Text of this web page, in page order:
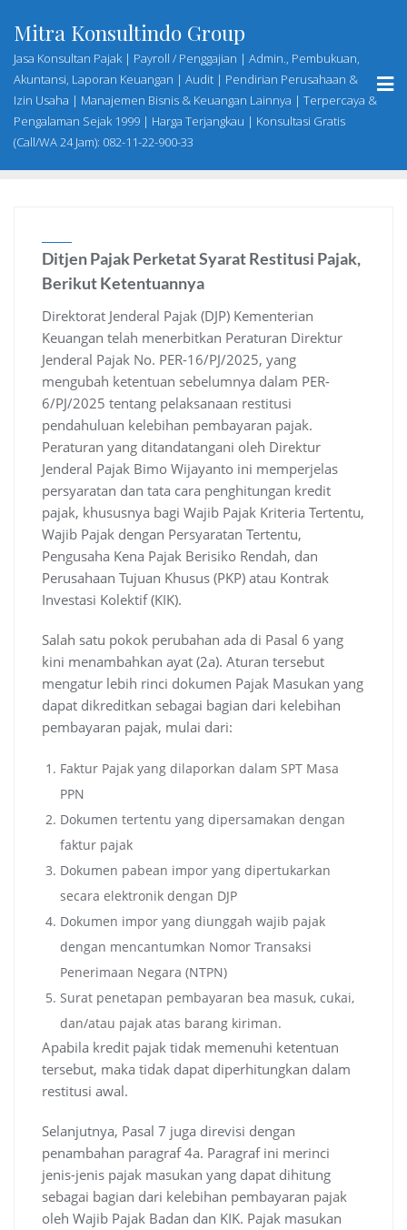
content
Mitra Konsultindo Group
Jasa Konsultan Pajak | Payroll / Penggajian | Admin., Pembukuan,
Akuntansi, Laporan Keuangan | Audit | Pendirian Perusahaan &
Izin Usaha | Manajemen Bisnis & Keuangan Lainnya | Terpercaya &
Pengalaman Sejak 1999 | Harga Terjangkau | Konsultasi Gratis
(Call/WA 24 Jam): 082-11-22-900-33
Ditjen Pajak Perketat Syarat Restitusi Pajak,
Berikut Ketentuannya
Direktorat Jenderal Pajak (DJP) Kementerian
Keuangan telah menerbitkan Peraturan Direktur
Jenderal Pajak No. PER-16/PJ/2025, yang
mengubah ketentuan sebelumnya dalam PER-
6/PJ/2025 tentang pelaksanaan restitusi
pendahuluan kelebihan pembayaran pajak.
Peraturan yang ditandatangani oleh Direktur
Jenderal Pajak Bimo Wijayanto ini memperjelas
persyaratan dan tata cara penghitungan kredit
pajak, khususnya bagi Wajib Pajak Kriteria Tertentu,
Wajib Pajak dengan Persyaratan Tertentu,
Pengusaha Kena Pajak Berisiko Rendah, dan
Perusahaan Tujuan Khusus (PKP) atau Kontrak
Investasi Kolektif (KIK).
Salah satu pokok perubahan ada di Pasal 6 yang
kini menambahkan ayat (2a). Aturan tersebut
mengatur lebih rinci dokumen Pajak Masukan yang
dapat dikreditkan sebagai bagian dari kelebihan
pembayaran pajak, mulai dari:
Faktur Pajak yang dilaporkan dalam SPT Masa
PPN
Dokumen tertentu yang dipersamakan dengan
faktur pajak
Dokumen pabean impor yang dipertukarkan
secara elektronik dengan DJP
Dokumen impor yang diunggah wajib pajak
dengan mencantumkan Nomor Transaksi
Penerimaan Negara (NTPN)
Surat penetapan pembayaran bea masuk, cukai,
dan/atau pajak atas barang kiriman.
Apabila kredit pajak tidak memenuhi ketentuan
tersebut, maka tidak dapat diperhitungkan dalam
restitusi awal.
Selanjutnya, Pasal 7 juga direvisi dengan
penambahan paragraf 4a. Paragraf ini merinci
jenis-jenis pajak masukan yang dapat dihitung
sebagai bagian dari kelebihan pembayaran pajak
oleh Wajib Pajak Badan dan KIK. Pajak masukan